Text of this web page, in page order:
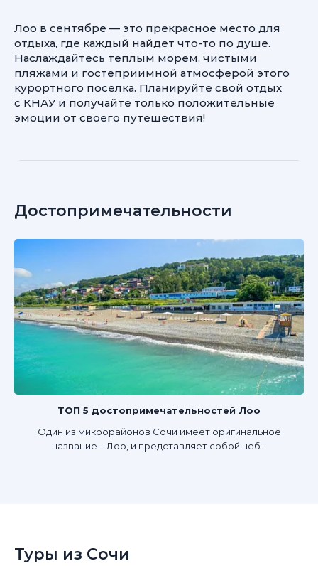
Лоо в сентябре — это прекрасное место для
отдыха, где каждый найдет что-то по душе.
Наслаждайтесь теплым морем, чистыми
пляжами и гостеприимной атмосферой этого
курортного поселка. Планируйте свой отдых
с КНАУ и получайте только положительные
эмоции от своего путешествия!
Достопримечательности
ТОП 5 достопримечательностей Лоо
Один из микрорайонов Сочи имеет оригинальное
название – Лоо, и представляет собой неб...
Туры из Сочи